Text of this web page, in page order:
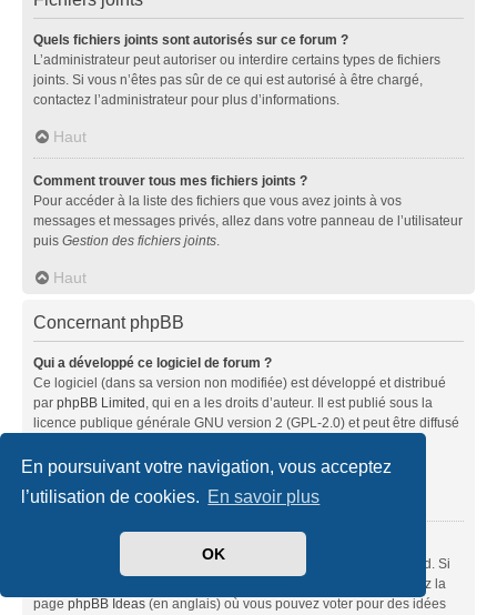
En poursuivant votre navigation, vous acceptez
l’utilisation de cookies. En savoir plus
OK
Quels fichiers joints sont autorisés sur ce forum ?
L’administrateur peut autoriser ou interdire certains types de fichiers
joints. Si vous n’êtes pas sûr de ce qui est autorisé à être chargé,
contactez l’administrateur pour plus d’informations.
Haut
Comment trouver tous mes fichiers joints ?
Pour accéder à la liste des fichiers que vous avez joints à vos
messages et messages privés, allez dans votre panneau de l’utilisateur
puis Gestion des fichiers joints.
Haut
Concernant phpBB
Qui a développé ce logiciel de forum ?
Ce logiciel (dans sa version non modifiée) est développé et distribué
par phpBB Limited, qui en a les droits d’auteur. Il est publié sous la
licence publique générale GNU version 2 (GPL-2.0) et peut être diffusé
À propos de phpBB» (en anglais).
Haut
Ce logiciel a été développé et mis sous licence par phpBB Limited. Si
vous pensez qu’une fonctionnalité nécessite d’être ajoutée, visitez la
page phpBB Ideas (en anglais) où vous pouvez voter pour des idées